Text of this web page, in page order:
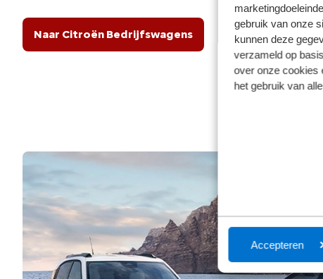
gebruik van onze
kunnen deze
verzameld op
over onze cookies
het gebruik van
Accepteren
Naar Citroën Bedrijfswagens